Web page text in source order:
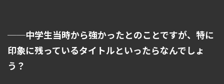
──中学生当時から強かったとのことですが、特に
印象に残っているタイトルといったらなんでしょ
う？